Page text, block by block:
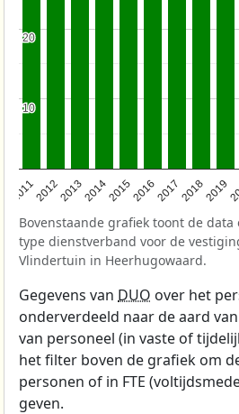
201120122013201420152016201720182019
10
10
20
20
Bovenstaande grafiek toont de
type dienstverband voor de
Vlindertuin in Heerhugowaard.
Gegevens van DUO over het
onderverdeeld naar de aard
van personeel (in vaste of
het filter boven de grafiek om
personen of in FTE
geven.